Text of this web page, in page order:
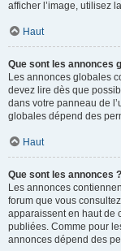
afficher l’image, utilisez
Haut
Que sont les annonces
Les annonces globales
devez lire dès que
dans votre panneau de
globales dépend des
Haut
Que sont les annonces ?
Les annonces
forum que vous
apparaissent en haut de
publiées. Comme pour
annonces dépend des